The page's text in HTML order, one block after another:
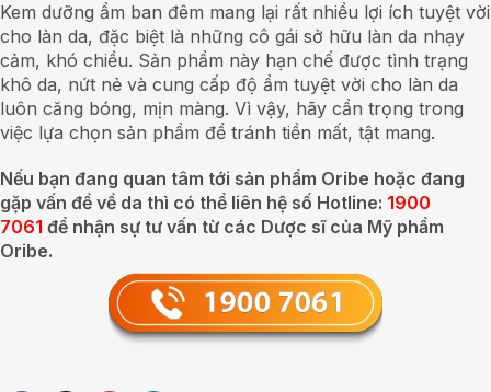
Kem dưỡng ẩm ban đêm mang lại rất nhiều lợi ích tuyệt vời
cho làn da, đặc biệt là những cô gái sở hữu làn da nhạy
cảm, khó chiều. Sản phẩm này hạn chế được tình trạng
khô da, nứt nẻ và cung cấp độ ẩm tuyệt vời cho làn da
luôn căng bóng, mịn màng. Vì vậy, hãy cẩn trọng trong
việc lựa chọn sản phẩm để tránh tiền mất, tật mang.
Nếu bạn đang quan tâm tới sản phẩm Oribe hoặc đang
gặp vấn đề về da thì có thể liên hệ số Hotline: 1900
7061 để nhận sự tư vấn từ các Dược sĩ của Mỹ phẩm
Oribe.